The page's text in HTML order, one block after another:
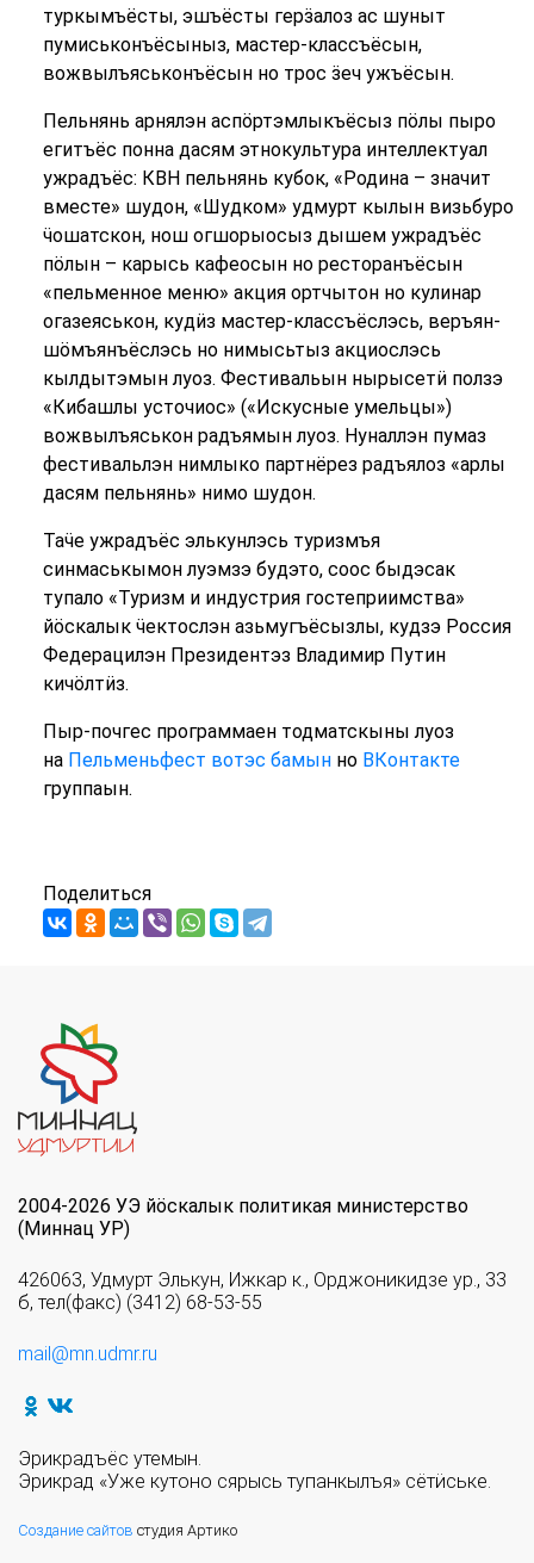
туркымъёсты, эшъёсты герӟалоз ас шуныт
пумиськонъёсыныз, мастер-классъёсын,
вожвылъяськонъёсын но трос ӟеч ужъёсын.
Пельнянь арнялэн аспӧртэмлыкъёсыз пӧлы пыро
егитъёс понна дасям этнокультура интеллектуал
ужрадъёс: КВН пельнянь кубок, «Родина – значит
вместе» шудон, «Шудком» удмурт кылын визьбуро
ӵошатскон, нош огшорыосыз дышем ужрадъёс
пӧлын – карысь кафеосын но ресторанъёсын
«пельменное меню» акция ортчытон но кулинар
огазеяськон, кудӥз мастер-классъёслэсь, веръян-
шӧмъянъёслэсь но нимысьтыз акциослэсь
кылдытэмын луоз. Фестивальын нырысетӥ ползэ
«Кибашлы усточиос» («Искусные умельцы»)
вожвылъяськон радъямын луоз. Нуналлэн пумаз
фестивальлэн нимлыко партнёрез радъялоз «арлы
дасям пельнянь» нимо шудон.
Таӵе ужрадъёс элькунлэсь туризмъя
синмаськымон луэмзэ будэто, соос быдэсак
тупало «Туризм и индустрия гостеприимства»
йӧскалык ӵектослэн азьмугъёсызлы, кудзэ Россия
Федерацилэн Президентэз Владимир Путин
кичӧлтӥз.
Пыр-почгес программаен тодматскыны луоз
на Пельменьфест вотэс бамын но ВКонтакте
группаын.
Поделиться
2004-2026 УЭ йöскалык политикая министерство
(Миннац УР)
426063, Удмурт Элькун, Ижкар к., Орджоникидзе ур., 33
б, тел(факс) (3412) 68-53-55
mail@mn.udmr.ru
Эрикрадъёс утемын.
Эрикрад «Уже кутоно сярысь тупанкылъя» сётӥське.
Создание сайтов студия Артико